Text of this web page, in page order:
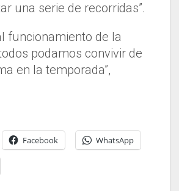
una serie de recorridas”.
funcionamiento de la
podamos convivir de
en la temporada”,
Facebook WhatsApp